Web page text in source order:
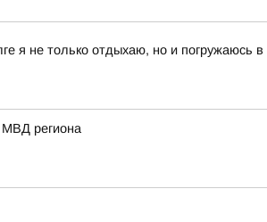
я не только отдыхаю, но и погружаюсь в
МВД региона